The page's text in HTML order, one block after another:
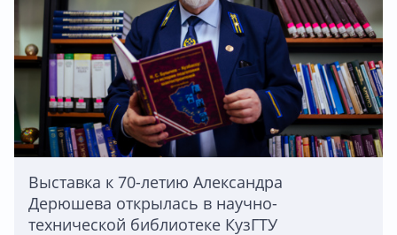
Выставка к 70-летию Александра
Дерюшева открылась в научно-
технической библиотеке КузГТУ